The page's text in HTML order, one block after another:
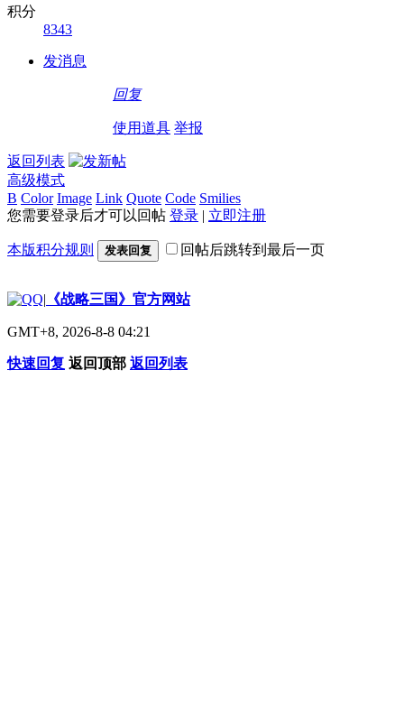
积分
8343
发消息
回复
使用道具 举报
返回列表
高级模式
B Color Image Link Quote Code Smilies
您需要登录后才可以回帖 登录 | 立即注册
本版积分规则 发表回复 回帖后跳转到最后一页
| 《战略三国》官方网站
GMT+8, 2026-8-8 04:21
快速回复 返回顶部 返回列表